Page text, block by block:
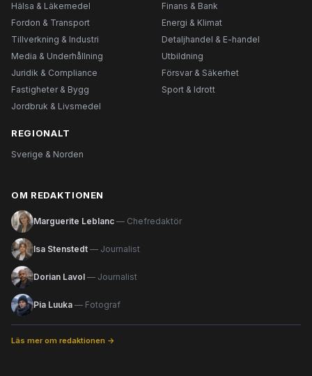
Hälsa & Läkemedel
Finans & Bank
Fordon & Transport
Energi & Klimat
Tillverkning & Industri
Detaljhandel & E-handel
Media & Underhållning
Utbildning
Juridik & Compliance
Försvar & Säkerhet
Fastigheter & Bygg
Sport & Idrott
Jordbruk & Livsmedel
REGIONALT
Sverige & Norden
OM REDAKTIONEN
Marguerite Leblanc — Chefredaktör
Isa Stenstedt — Journalist
Dorian Lavol — Journalist
Pia Luuka — Fotograf
Läs mer om redaktionen →